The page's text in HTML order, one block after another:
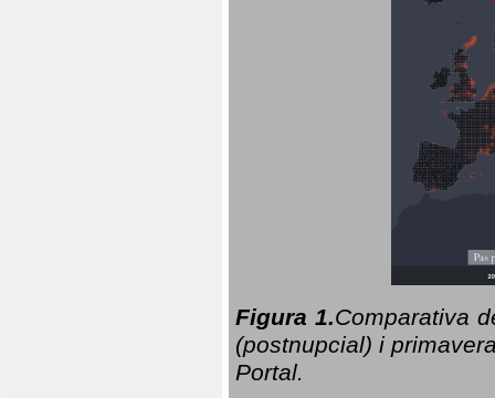
Figura 1.Comparativa
(postnupcial) i
Portal.